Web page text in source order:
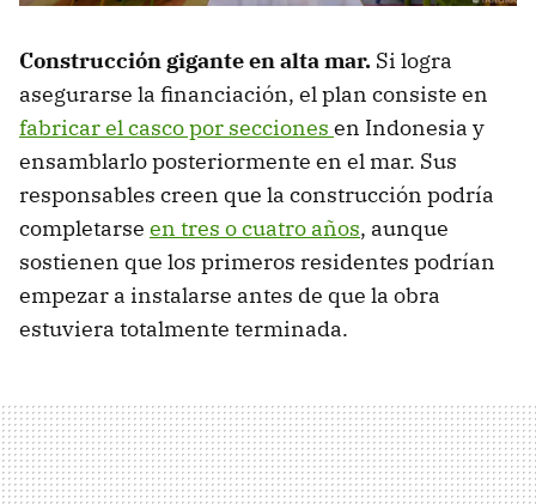
Construcción gigante en alta mar. Si logra
asegurarse la financiación, el plan consiste en
fabricar el casco por secciones en Indonesia y
ensamblarlo posteriormente en el mar. Sus
responsables creen que la construcción podría
completarse en tres o cuatro años, aunque
sostienen que los primeros residentes podrían
empezar a instalarse antes de que la obra
estuviera totalmente terminada.